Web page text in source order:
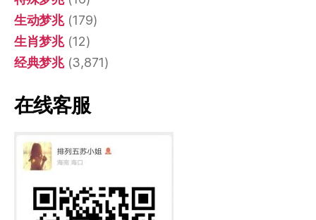
生动梦兆(179)
生肖梦兆(12)
经典梦兆(3,871)
在线客服